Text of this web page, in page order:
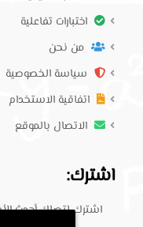
اختبارات تفاعلية
من نحن
سياسة الخصوصية
اتفاقية الاستخدام
الاتصال بالموقع
اشترك:
اشترك لتصلك أحدث